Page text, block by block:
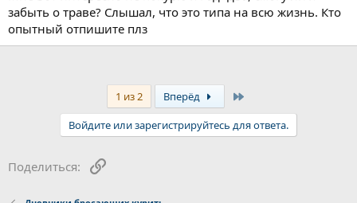
забыть о траве? Слышал, что это типа на всю жизнь. Кто
опытный отпишите плз
1 из 2 Вперёд
Войдите или зарегистрируйтесь для ответа.
Поделиться: Ссылка